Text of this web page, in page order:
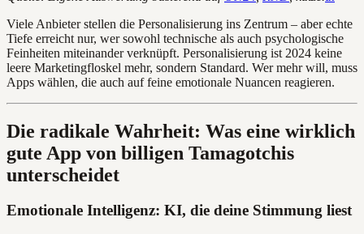
Viele Anbieter stellen die Personalisierung ins Zentrum – aber echte
Tiefe erreicht nur, wer sowohl technische als auch psychologische
Feinheiten miteinander verknüpft. Personalisierung ist 2024 keine
leere Marketingfloskel mehr, sondern Standard. Wer mehr will, muss
Apps wählen, die auch auf feine emotionale Nuancen reagieren.
Die radikale Wahrheit: Was eine wirklich
gute App von billigen Tamagotchis
unterscheidet
Emotionale Intelligenz: KI, die deine Stimmung liest